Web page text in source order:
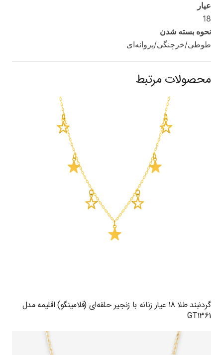
عیار
18
نحوه بسته شدن
طوطی/خرچنگی/پروانه‌ای
محصولات مرتبط
گردنبند طلا 18 عیار زنانه با زنجیر حلقه‌ای (فلامینگو) اقلیمه مدل
GT1361